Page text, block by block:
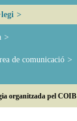
de comunicació
organitzada pel COIB